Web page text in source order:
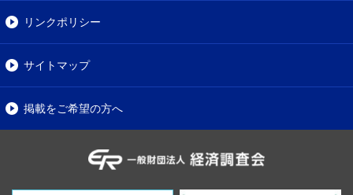
リンクポリシー
サイトマップ
掲載をご希望の方へ